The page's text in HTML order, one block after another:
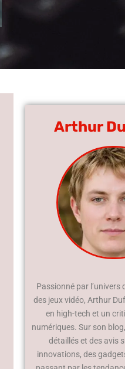
Arthur
Passionné par l’univers
des jeux vidéo, Arthur
en high-tech et un
numériques. Sur son
détaillés et des avis
innovations, des